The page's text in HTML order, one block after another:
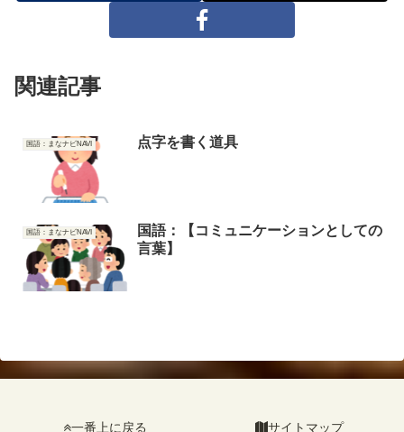
関連記事
国語：まなナビNAVI 点字を書く道具
国語：まなナビNAVI
国語：【コミュニケーションとしての
言葉】
一番上に戻る サイトマップ